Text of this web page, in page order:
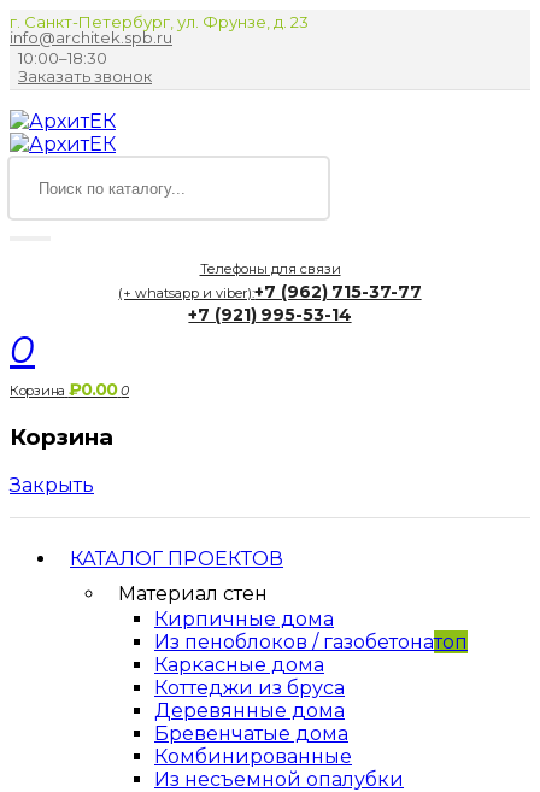
г. Санкт-Петербург, ул. Фрунзе, д. 23
info@architek.spb.ru
10:00–18:30
Заказать звонок
Телефоны для связи
(+ whatsapp и viber):+7 (962) 715-37-77
+7 (921) 995-53-14
0
Корзина ₽0.000
Корзина
Закрыть
КАТАЛОГ ПРОЕКТОВ
Материал стен
Кирпичные дома
Из пеноблоков / газобетонатоп
Каркасные дома
Коттеджи из бруса
Деревянные дома
Бревенчатые дома
Комбинированные
Из несъемной опалубки